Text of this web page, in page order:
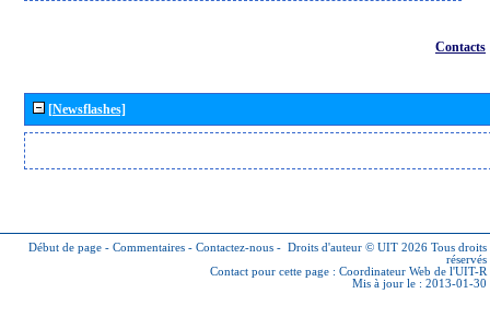
Contacts
[Newsflashes]
Début de page - Commentaires - Contactez-nous - Droits d'auteur © UIT 2026 Tous droits
réservés
Contact pour cette page : Coordinateur Web de l'UIT-R
Mis à jour le : 2013-01-30